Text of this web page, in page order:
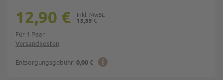
Versandkosten
Entsorgungsgebühr: 0,00 €
15,35 €
12,90 €
Für 1 Paar